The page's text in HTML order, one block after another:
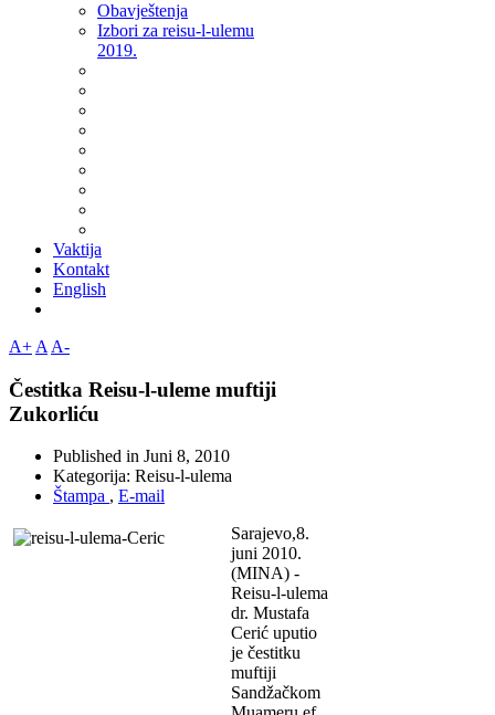
Obavještenja
Izbori za reisu-l-ulemu
2019.
Vaktija
Kontakt
English
A+ A A-
Čestitka Reisu-l-uleme muftiji
Zukorliću
Published in Juni 8, 2010
Kategorija: Reisu-l-ulema
Štampa , E-mail
Sarajevo,8.
juni 2010.
(MINA) -
Reisu-l-ulema
dr. Mustafa
Cerić uputio
je čestitku
muftiji
Sandžačkom